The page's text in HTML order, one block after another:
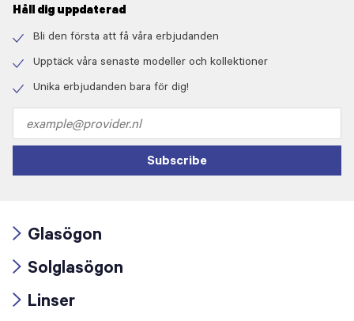
Håll dig uppdaterad
icon
Bli den första att få våra erbjudanden
icon
Upptäck våra senaste modeller och kollektioner
Unika erbjudanden bara för dig!
address
Subscribe
icon
Glasögon
icon
Solglasögon
Linser